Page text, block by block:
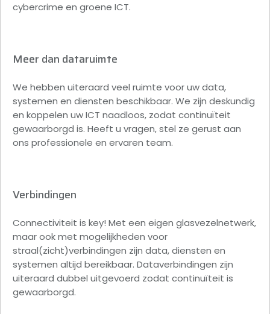
cybercrime en groene ICT.
Meer dan dataruimte
We hebben uiteraard veel ruimte voor uw data,
systemen en diensten beschikbaar. We zijn deskundig
en koppelen uw ICT naadloos, zodat continuïteit
gewaarborgd is. Heeft u vragen, stel ze gerust aan
ons professionele en ervaren team.
Verbindingen
Connectiviteit is key! Met een eigen glasvezelnetwerk,
maar ook met mogelijkheden voor
straal(zicht)verbindingen zijn data, diensten en
systemen altijd bereikbaar. Dataverbindingen zijn
uiteraard dubbel uitgevoerd zodat continuïteit is
gewaarborgd.